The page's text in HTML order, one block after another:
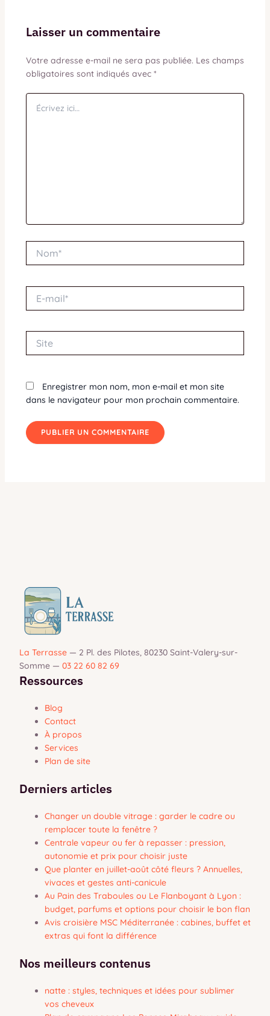
Laisser un commentaire
Votre adresse e-mail ne sera pas publiée. Les champs
obligatoires sont indiqués avec *
Écrivez
ici…
mail*
Enregistrer mon nom, mon e-mail et mon site
dans le navigateur pour mon prochain commentaire.
La Terrasse — 2 Pl. des Pilotes, 80230 Saint-Valery-sur-
Somme — 03 22 60 82 69
Ressources
Blog
Contact
À propos
Services
Plan de site
Derniers articles
Changer un double vitrage : garder le cadre ou
remplacer toute la fenêtre ?
Centrale vapeur ou fer à repasser : pression,
autonomie et prix pour choisir juste
Que planter en juillet-août côté fleurs ? Annuelles,
vivaces et gestes anti-canicule
Au Pain des Traboules ou Le Flanboyant à Lyon :
budget, parfums et options pour choisir le bon flan
Avis croisière MSC Méditerranée : cabines, buffet et
extras qui font la différence
Nos meilleurs contenus
natte : styles, techniques et idées pour sublimer
vos cheveux